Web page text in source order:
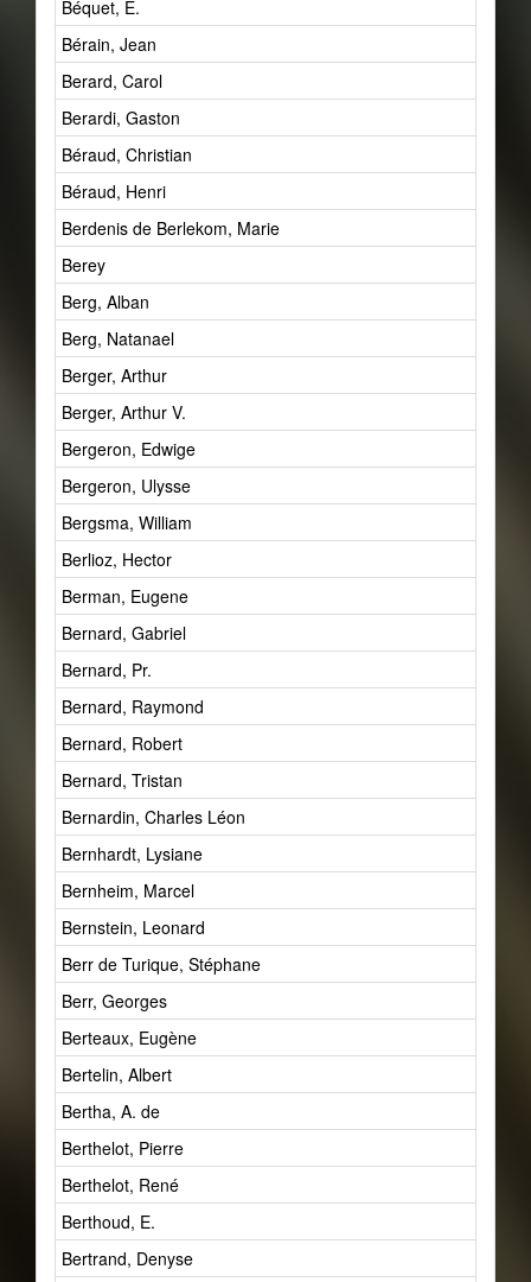
Béquet, E.
Bérain, Jean
Berard, Carol
Berardi, Gaston
Béraud, Christian
Béraud, Henri
Berdenis de Berlekom, Marie
Berey
Berg, Alban
Berg, Natanael
Berger, Arthur
Berger, Arthur V.
Bergeron, Edwige
Bergeron, Ulysse
Bergsma, William
Berlioz, Hector
Berman, Eugene
Bernard, Gabriel
Bernard, Pr.
Bernard, Raymond
Bernard, Robert
Bernard, Tristan
Bernardin, Charles Léon
Bernhardt, Lysiane
Bernheim, Marcel
Bernstein, Leonard
Berr de Turique, Stéphane
Berr, Georges
Berteaux, Eugène
Bertelin, Albert
Bertha, A. de
Berthelot, Pierre
Berthelot, René
Berthoud, E.
Bertrand, Denyse